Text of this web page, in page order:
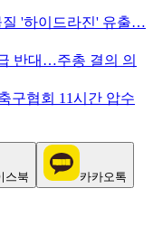
질 '하이드라진' 유출…
반대…주총 결의 의
구협회 11시간 압수
스북 카카오톡